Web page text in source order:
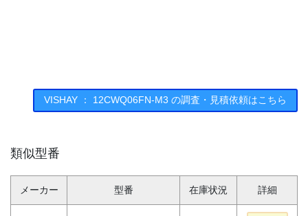
VISHAY ： 12CWQ06FN-M3 の調査・見積依頼はこちら
類似型番
メーカー 型番 在庫状況 詳細